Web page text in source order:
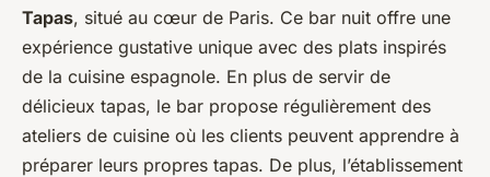
Tapas, situé au cœur de Paris. Ce bar nuit offre une
expérience gustative unique avec des plats inspirés
de la cuisine espagnole. En plus de servir de
délicieux tapas, le bar propose régulièrement des
ateliers de cuisine où les clients peuvent apprendre à
préparer leurs propres tapas. De plus, l’établissement